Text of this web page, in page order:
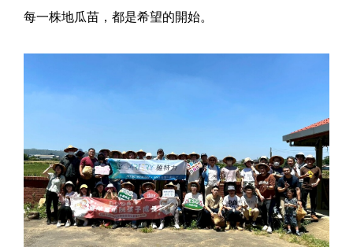
每一株地瓜苗，都是希望的開始。